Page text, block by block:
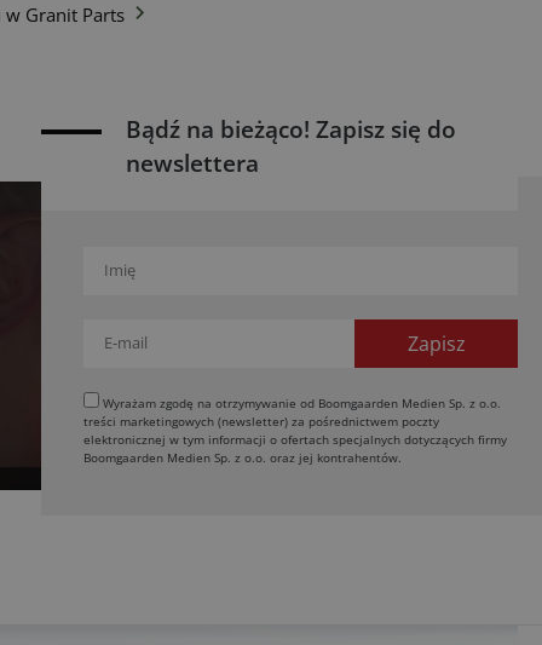
Granit Parts
Bądź na bieżąco! Zapisz się do
newslettera
Wyrażam zgodę na otrzymywanie od Boomgaarden Medien Sp. z o.o.
treści marketingowych (newsletter) za pośrednictwem poczty
elektronicznej w tym informacji o ofertach specjalnych dotyczących firmy
Boomgaarden Medien Sp. z o.o. oraz jej kontrahentów.